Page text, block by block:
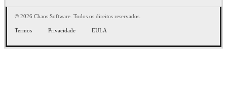
© 2026 Chaos Software. Todos os direitos reservados.
Termos Privacidade EULA